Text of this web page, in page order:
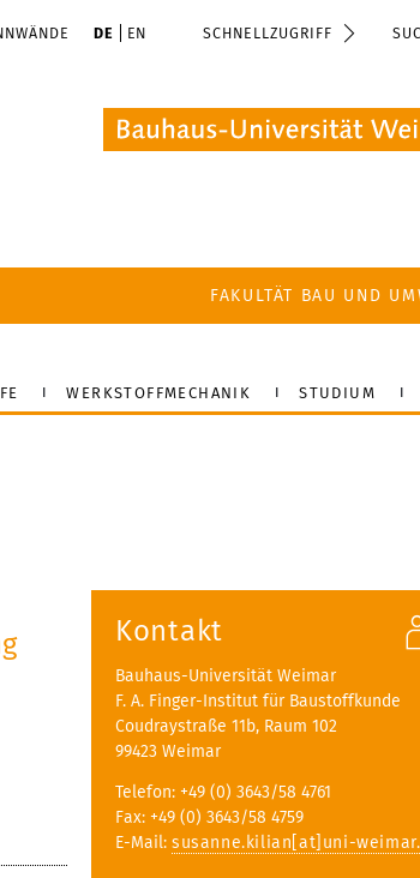
DE EN SCHNELLZUGRIFF Suche
FAKULTÄT BAU UND
WERKSTOFFMECHANIK STUDIUM
Kontakt
Bauhaus-Universität Weimar
F. A. Finger-Institut für Baustoffkunde
Coudraystraße 11b, Raum 102
99423 Weimar
Telefon: +49 (0) 3643/58 4761
Fax: +49 (0) 3643/58 4759
E-Mail: susanne.kilian[at]uni-